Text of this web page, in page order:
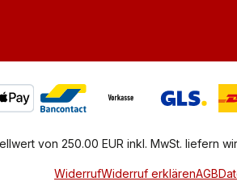
von 250.00 EUR inkl. MwSt. liefern
WiderrufWiderruf erklärenAGB